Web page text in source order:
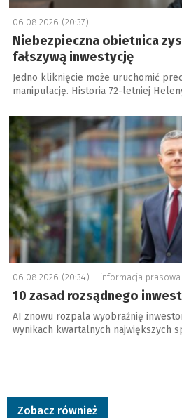
06.08.2026 (20:37)
Niebezpieczna obietnica
fałszywą inwestycję
Jedno kliknięcie może uruchomić
manipulację. Historia 72-letniej
a
06.08.2026 (20:34) – informacja prasowa
10 zasad rozsądnego
AI znowu rozpala wyobraźnię
wynikach kwartalnych największych
Zobacz również